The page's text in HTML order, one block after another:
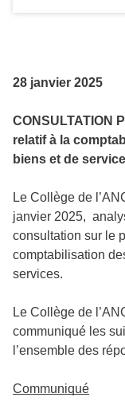
28 janvier 2025
CONSULTATION
relatif à la
biens et de
Le Collège de
janvier 2025,
consultation sur le
comptabilisation
services.
Le Collège de
communiqué les
l’ensemble des
Communiqué